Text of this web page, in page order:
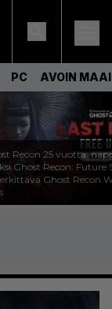
PC AVOIN
Recon 25 vuotta:
Ghost Recon: Future
Ghost Recon